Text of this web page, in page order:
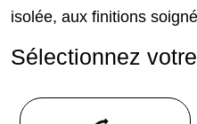
isolée, aux finitions
Sélectionnez